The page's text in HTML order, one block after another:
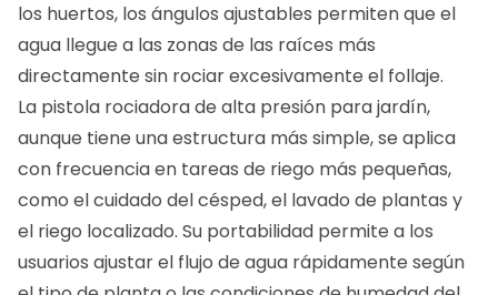
los huertos, los ángulos ajustables permiten que el
agua llegue a las zonas de las raíces más
directamente sin rociar excesivamente el follaje.
La pistola rociadora de alta presión para jardín,
aunque tiene una estructura más simple, se aplica
con frecuencia en tareas de riego más pequeñas,
como el cuidado del césped, el lavado de plantas y
el riego localizado. Su portabilidad permite a los
usuarios ajustar el flujo de agua rápidamente según